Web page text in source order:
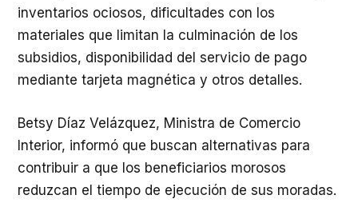
inventarios ociosos, dificultades con los
materiales que limitan la culminación de los
subsidios, disponibilidad del servicio de pago
mediante tarjeta magnética y otros detalles.
Betsy Díaz Velázquez, Ministra de Comercio
Interior, informó que buscan alternativas para
contribuir a que los beneficiarios morosos
reduzcan el tiempo de ejecución de sus moradas.